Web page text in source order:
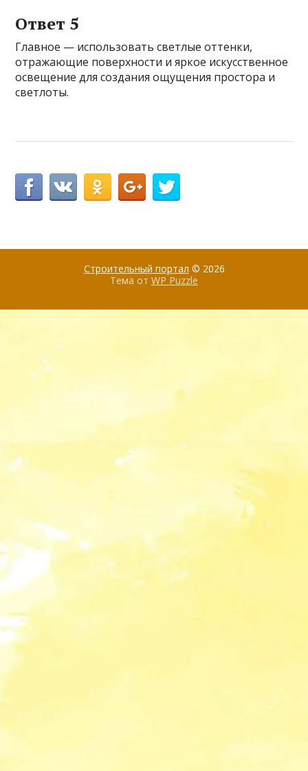
Ответ 5
Главное — использовать светлые оттенки,
отражающие поверхности и яркое искусственное
освещение для создания ощущения простора и
светлоты.
Строительный портал © 2026
Тема от WP Puzzle